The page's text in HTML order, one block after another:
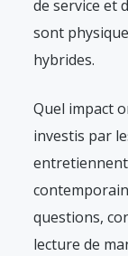
de service et
sont
hybrides.
Quel impact
investis par
questions,
lecture de